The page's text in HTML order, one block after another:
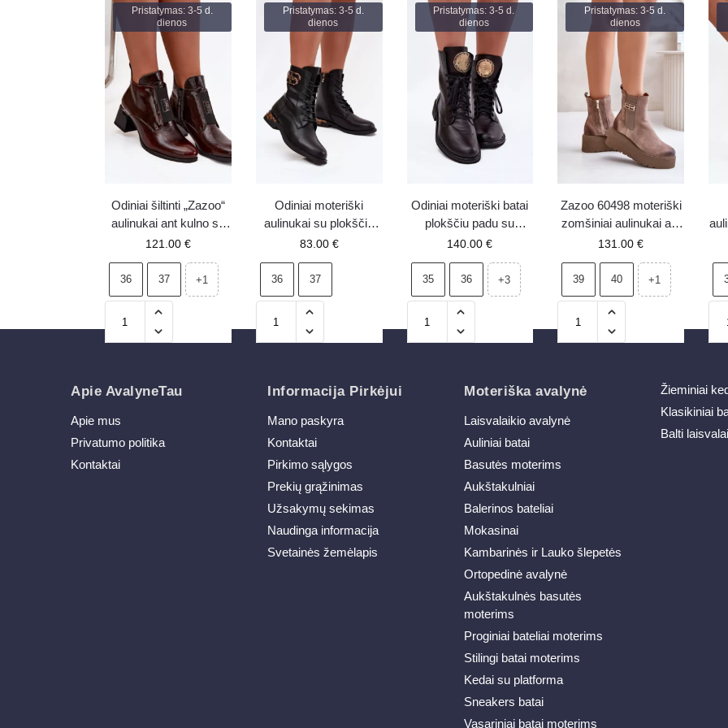
Pristatymas: 3-5 d.
dienos
Odiniai šiltinti „Zazoo“
aulinukai ant kulno su
dekoratyvia detale,
121.00 €
36 37 +1
Pristatymas: 3-5 d.
dienos
Odiniai moteriški
aulinukai su plokščiu
kulnu ir dekoracija
83.00 €
36 37
Pristatymas: 3-5 d.
dienos
Odiniai moteriški batai
plokščiu padu su
auksine detale Zazoo
140.00€
35 36 +3
Pristatymas: 3-5 d.
dienos
Zazoo 60498 moteriški
zomšiniai aulinukai ant
platformos ir klyno,
131.00€
39 40 +1
Apie AvalyneTau
Apie mus
Privatumo politika
Kontaktai
Informacija Pirkėjui
Mano paskyra
Kontaktai
Pirkimo sąlygos
Prekių grąžinimas
Užsakymų sekimas
Naudinga informacija
Svetainės žemėlapis
Moteriška avalynė
Laisvalaikio avalynė
Auliniai batai
Basutės moterims
Aukštakulniai
Balerinos bateliai
Mokasinai
Kambarinės ir Lauko šlepetės
Ortopedinė avalynė
Aukštakulnės basutės
moterims
Proginiai bateliai moterims
Stilingi batai moterims
Kedai su platforma
Sneakers batai
Vasariniai batai moterims
Žieminiai
Klasikiniai
Balti